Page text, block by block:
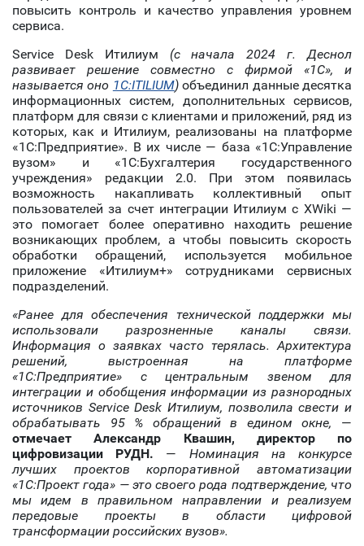
повысить контроль и качество управления уровнем
сервиса.
Service Desk Итилиум (с начала 2024 г. Деснол
развивает решение совместно с фирмой «1С», и
называется оно 1С:ITILIUM)объединил данные десятка
информационных систем, дополнительных сервисов,
платформ для связи с клиентами и приложений, ряд из
которых, как и Итилиум, реализованы на платформе
«1С:Предприятие». В их числе — база «1С:Управление
вузом» и «1С:Бухгалтерия государственного
учреждения» редакции 2.0. При этом появилась
возможность накапливать коллективный опыт
пользователей за счет интеграции Итилиум с XWiki —
это помогает более оперативно находить решение
возникающих проблем, а чтобы повысить скорость
обработки обращений, используется мобильное
приложение «Итилиум+» сотрудниками сервисных
подразделений.
«Ранее для обеспечения технической поддержки мы
использовали разрозненные каналы связи.
Информация о заявках часто терялась. Архитектура
решений, выстроенная на платформе
«1С:Предприятие» с центральным звеном для
интеграции и обобщения информации из разнородных
источников Service Desk Итилиум, позволила свести и
обрабатывать 95 % обращений в едином окне, —
отмечает Александр Квашин, директор по
цифровизации РУДН. — Номинация на конкурсе
лучших проектов корпоративной автоматизации
«1С:Проект года» — это своего рода подтверждение, что
мы идем в правильном направлении и реализуем
передовые проекты в области цифровой
трансформации российских вузов».